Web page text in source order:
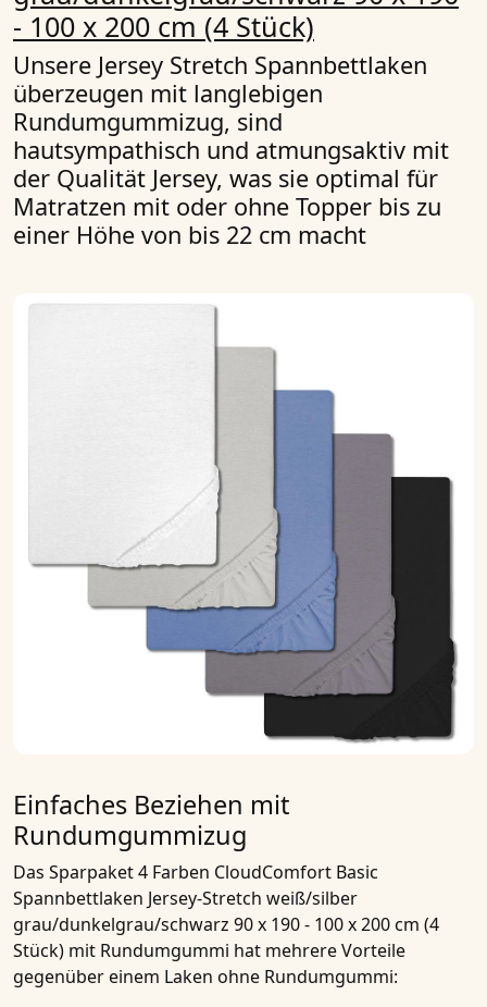
- 100 x 200 cm (4 Stück)
Unsere Jersey Stretch Spannbettlaken
überzeugen mit langlebigen
Rundumgummizug, sind
hautsympathisch und atmungsaktiv mit
der Qualität Jersey, was sie optimal für
Matratzen mit oder ohne Topper bis zu
einer Höhe von bis 22 cm macht
Einfaches Beziehen mit
Rundumgummizug
Das Sparpaket 4 Farben CloudComfort Basic
Spannbettlaken Jersey-Stretch weiß/silber
grau/dunkelgrau/schwarz 90 x 190 - 100 x 200 cm (4
Stück) mit Rundumgummi hat mehrere Vorteile
gegenüber einem Laken ohne Rundumgummi: